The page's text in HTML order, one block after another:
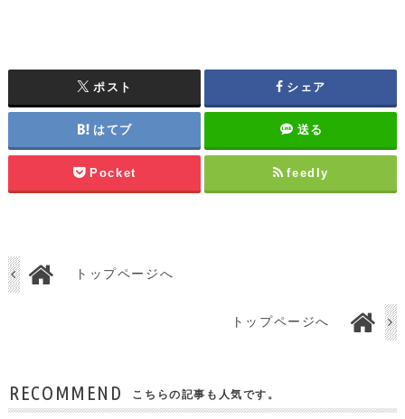
ポスト シェア
はてブ 送る
Pocket feedly
トップページへ
トップページへ
RECOMMEND こちらの記事も人気です。